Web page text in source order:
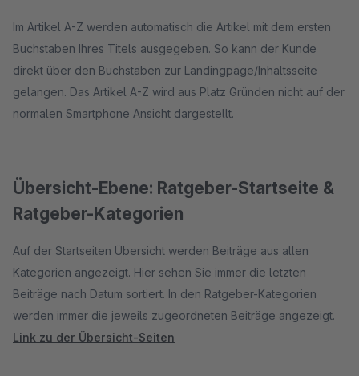
Im Artikel A-Z werden automatisch die Artikel mit dem ersten
Buchstaben Ihres Titels ausgegeben. So kann der Kunde
direkt über den Buchstaben zur Landingpage/Inhaltsseite
gelangen. Das Artikel A-Z wird aus Platz Gründen nicht auf der
normalen Smartphone Ansicht dargestellt.
Übersicht-Ebene: Ratgeber-Startseite &
Ratgeber-Kategorien
Auf der Startseiten Übersicht werden Beiträge aus allen
Kategorien angezeigt. Hier sehen Sie immer die letzten
Beiträge nach Datum sortiert. In den Ratgeber-Kategorien
werden immer die jeweils zugeordneten Beiträge angezeigt.
Link zu der Übersicht-Seiten